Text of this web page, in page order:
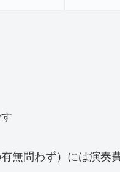
無問わず）には演奏